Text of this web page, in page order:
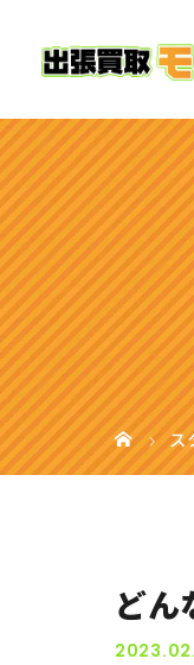
ス
どん